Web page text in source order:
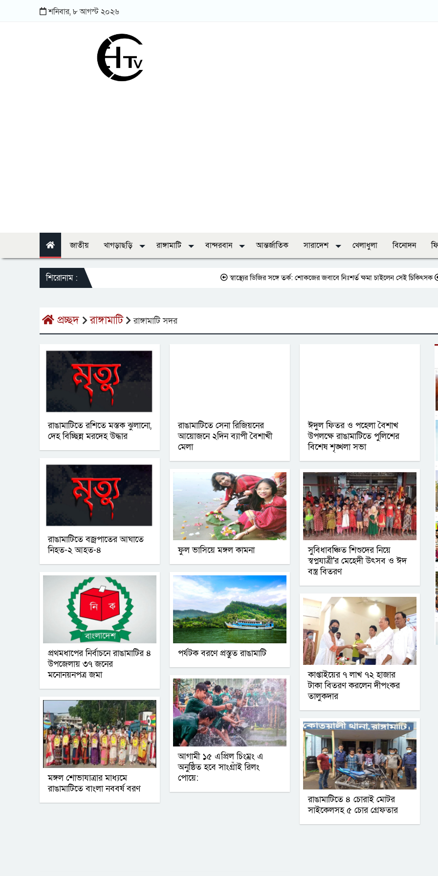
শনিবার,৮আগস্ট ২০২৬
জাতীয় খাগড়াছড়ি রাঙ্গামাটি বান্দরবান আন্তর্জাতিক সারাদেশ খেলাধুলা বিনোদন
শিরোনাম : স্বাস্থ্যের ডিজির সঙ্গে তর্ক: শোকজের জবাবে নিঃশর্ত ক্ষমা চাইলেন সেই চিকিৎসক
প্রচ্ছদ রাঙ্গামাটি রাঙ্গামাটি সদর
রাঙামাটিতে রশিতে মস্তক ঝুলানো,
দেহ বিচ্ছিন্ন মরদেহ উদ্ধার
রাঙামাটিতে বজ্রপাতের আঘাতে
নিহত-২ আহত-৪
প্রথমধাপের নির্বাচনে রাঙামাটির ৪
উপজেলায় ৩৭ জনের
মনোনয়নপত্র জমা
মঙ্গল শোভাযাত্রার মাধ্যমে
রাঙামাটিতে বাংলা নববর্ষ বরণ
রাঙামাটিতে সেনা রিজিয়নের
আয়োজনে ২দিন ব্যাপী বৈশাখী
মেলা
ফুল ভাসিয়ে মঙ্গল কামনা
পর্যটক বরণে প্রস্তুত রাঙামাটি
আগামী ১৫ এপ্রিল চিংম্রং এ
অনুষ্ঠিত হবে সাংগ্রাঁই রিলং
পোয়ে:
ঈদুল ফিতর ও পহেলা বৈশাখ
উপলক্ষে রাঙামাটিতে পুলিশের
বিশেষ শৃঙ্খলা সভা
সুবিধাবঞ্চিত শিশুদের নিয়ে
স্বপ্নযাত্রী'র মেহেদী উৎসব ও ঈদ
বস্ত্র বিতরণ
কাপ্তাইয়ের ৭ লাখ ৭২ হাজার
টাকা বিতরণ করলেন দীপংকর
তালুকদার
রাঙামাটিতে ৪ চোরাই মোটর
সাইকেলসহ ৫ চোর গ্রেফতার